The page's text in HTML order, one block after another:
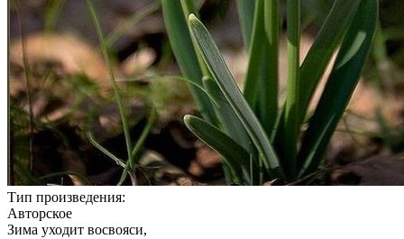
Тип произведения:
Авторское
Зима уходит восвояси,